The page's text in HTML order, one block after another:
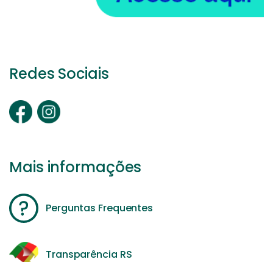
Redes Sociais
Mais informações
Perguntas Frequentes
Transparência RS